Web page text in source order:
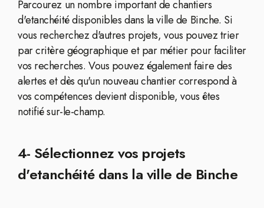
Parcourez un nombre important de chantiers
d'etanchéité disponibles dans la ville de Binche. Si
vous recherchez d'autres projets, vous pouvez trier
par critère géographique et par métier pour faciliter
vos recherches. Vous pouvez également faire des
alertes et dès qu'un nouveau chantier correspond à
vos compétences devient disponible, vous êtes
notifié sur-le-champ.
4- Sélectionnez vos projets
d'etanchéité dans la ville de Binche